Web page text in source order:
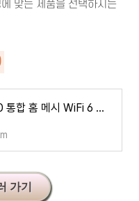
맞는 제품을 선택하시는
티피링크 AX3000 통합 홈 메시 WiFi 6 시스템 공유기
가기